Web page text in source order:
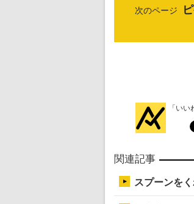
次のページ
「い
関連記事
スプーンを